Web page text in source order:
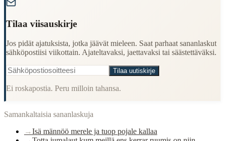
Tilaa viisauskirje
Jos pidät ajatuksista, jotka jäävät mieleen. Saat parhaat sananlaskut
sähköpostiisi viikottain. Ajateltavaksi, jaettavaksi tai säästettäväksi.
Tilaa uutiskirje
Ei roskapostia. Peru milloin tahansa.
Samankaltaisia sananlaskuja
→Isä männöö merele ja tuop pojale kallaa